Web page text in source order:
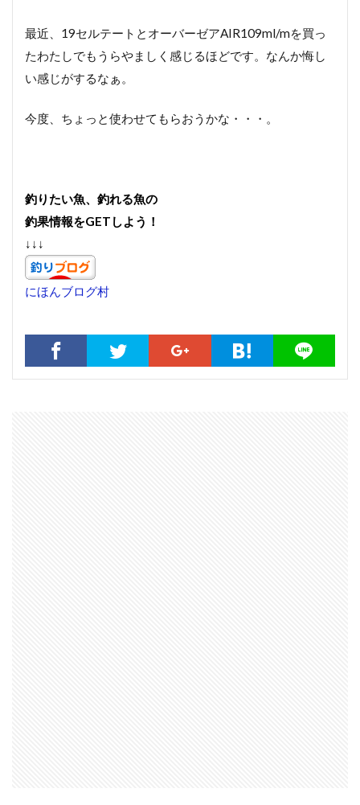
最近、19セルテートとオーバーゼアAIR109ml/mを買っ
たわたしでもうらやましく感じるほどです。なんか悔し
い感じがするなぁ。
今度、ちょっと使わせてもらおうかな・・・。
釣りたい魚、釣れる魚の
釣果情報をGETしよう！
↓↓↓
にほんブログ村